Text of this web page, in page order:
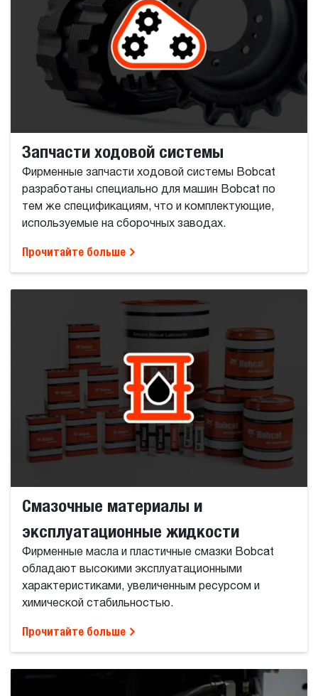
Запчасти ходовой системы
Фирменные запчасти ходовой системы Bobcat
разработаны специально для машин Bobcat по
тем же спецификациям, что и комплектующие,
используемые на сборочных заводах.
Прочитайте больше
Смазочные материалы и
эксплуатационные жидкости
Фирменные масла и пластичные смазки Bobcat
обладают высокими эксплуатационными
характеристиками, увеличенным ресурсом и
химической стабильностью.
Прочитайте больше